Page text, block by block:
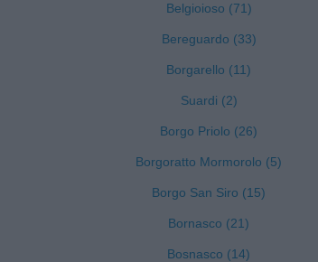
Belgioioso (71)
Bereguardo (33)
Borgarello (11)
Suardi (2)
Borgo Priolo (26)
Borgoratto Mormorolo (5)
Borgo San Siro (15)
Bornasco (21)
Bosnasco (14)